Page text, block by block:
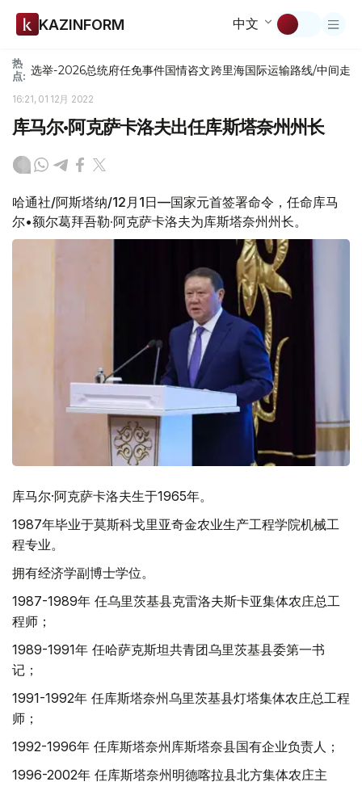
KAZINFORM 中文
热
点: 选举-2026总统府任免事件国情咨文跨里海国际运输路线/中间走廊
16:21, 01 12月 2022
库马尔•阿克萨卡洛夫出任库斯塔奈州州长
哈通社/阿斯塔纳/12月1日—国家元首签署命令，任命库马
尔•额尔葛拜吾勒·阿克萨卡洛夫为库斯塔奈州州长。
库马尔·阿克萨卡洛夫生于1965年。
1987年毕业于莫斯科戈里亚奇金农业生产工程学院机械工
程专业。
拥有经济学副博士学位。
1987-1989年 任乌里茨基县克雷洛夫斯卡亚集体农庄总工
程师；
1989-1991年 任哈萨克斯坦共青团乌里茨基县委第一书
记；
1991-1992年 任库斯塔奈州乌里茨基县灯塔集体农庄总工程
师；
1992-1996年 任库斯塔奈州库斯塔奈县国有企业负责人；
1996-2002年 任库斯塔奈州明德喀拉县北方集体农庄主